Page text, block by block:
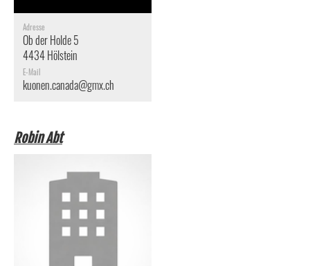
Adresse
Ob der Holde 5
4434 Hölstein
E-Mail
kuonen.canada@gmx.ch
Robin Abt